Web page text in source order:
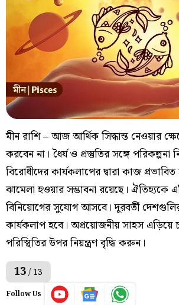
মীন রাশি – আজ আর্থিক সিদ্ধান্ত নেওয়ার
করবেন না। ধৈর্য ও প্রস্তুতির সঙ্গে পরিকল্পনা
বিরোধীদের কার্যকলাপের দ্বারা কাজ
ঝামেলা হওয়ার সম্ভাবনা রয়েছে। ঐতিহ্যকে
বিনিয়োগের সুযোগ আসবে। দূরবর্তী
কার্যকলাপ হবে। অপ্রয়োজনীয় সাহস এড়িয়ে
পরিস্থিতির উপর নিয়ন্ত্রণ বৃদ্ধি করুন।
13/ 13
Follow Us